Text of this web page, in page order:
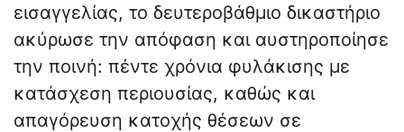
εισαγγελίας, το δευτεροβάθμιο δικαστήριο
ακύρωσε την απόφαση και αυστηροποίησε
την ποινή: πέντε χρόνια φυλάκισης με
κατάσχεση περιουσίας, καθώς και
απαγόρευση κατοχής θέσεων σε